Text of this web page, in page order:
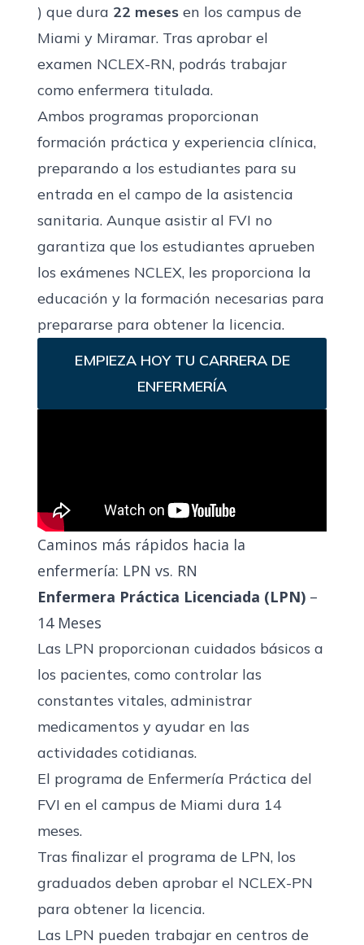
) que dura 22 meses en los campus de
Miami y Miramar. Tras aprobar el
examen NCLEX-RN, podrás trabajar
como enfermera titulada.
Ambos programas proporcionan
formación práctica y experiencia clínica,
preparando a los estudiantes para su
entrada en el campo de la asistencia
sanitaria. Aunque asistir al FVI no
garantiza que los estudiantes aprueben
los exámenes NCLEX, les proporciona la
educación y la formación necesarias para
prepararse para obtener la licencia.
EMPIEZA HOY TU CARRERA DE
ENFERMERÍA
Caminos más rápidos hacia la
enfermería: LPN vs. RN
Enfermera Práctica Licenciada (LPN) –
14 Meses
Las LPN proporcionan cuidados básicos a
los pacientes, como controlar las
constantes vitales, administrar
medicamentos y ayudar en las
actividades cotidianas.
El programa de Enfermería Práctica del
FVI en el campus de Miami dura 14
meses.
Tras finalizar el programa de LPN, los
graduados deben aprobar el NCLEX-PN
para obtener la licencia.
Las LPN pueden trabajar en centros de